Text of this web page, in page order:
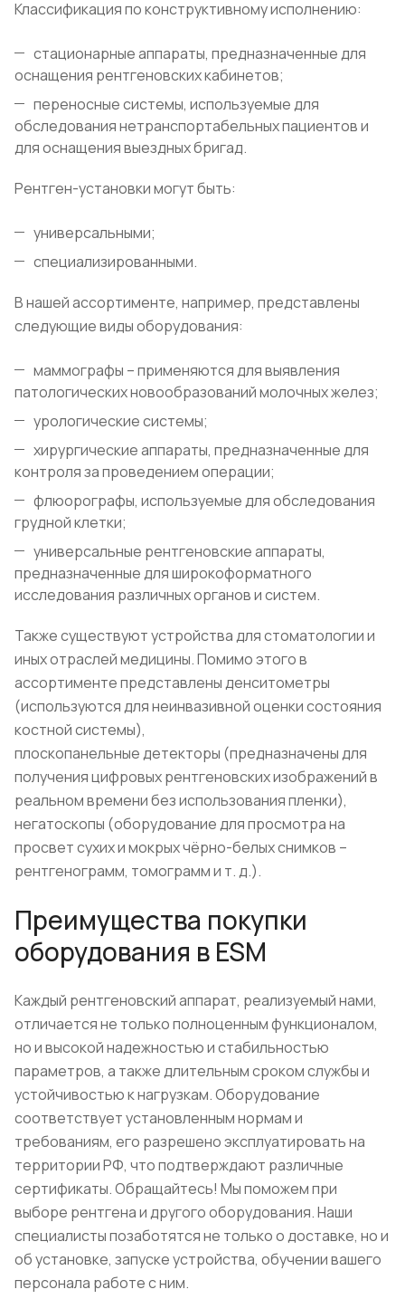
Классификация по конструктивному исполнению:
стационарные аппараты, предназначенные для
оснащения рентгеновских кабинетов;
переносные системы, используемые для
обследования нетранспортабельных пациентов и
для оснащения выездных бригад.
Рентген-установки могут быть:
универсальными;
специализированными.
В нашей ассортименте, например, представлены
следующие виды оборудования:
маммографы – применяются для выявления
патологических новообразований молочных желез;
урологические системы;
хирургические аппараты, предназначенные для
контроля за проведением операции;
флюорографы, используемые для обследования
грудной клетки;
универсальные рентгеновские аппараты,
предназначенные для широкоформатного
исследования различных органов и систем.
Также существуют устройства для стоматологии и
иных отраслей медицины. Помимо этого в
ассортименте представлены денситометры
(используются для неинвазивной оценки состояния
костной системы),
плоскопанельные детекторы (предназначены для
получения цифровых рентгеновских изображений в
реальном времени без использования пленки),
негатоскопы (оборудование для просмотра на
просвет сухих и мокрых чёрно-белых снимков –
рентгенограмм, томограмм и т. д.).
Преимущества покупки
оборудования в ESM
Каждый рентгеновский аппарат, реализуемый нами,
отличается не только полноценным функционалом,
но и высокой надежностью и стабильностью
параметров, а также длительным сроком службы и
устойчивостью к нагрузкам. Оборудование
соответствует установленным нормам и
требованиям, его разрешено эксплуатировать на
территории РФ, что подтверждают различные
сертификаты. Обращайтесь! Мы поможем при
выборе рентгена и другого оборудования. Наши
специалисты позаботятся не только о доставке, но и
об установке, запуске устройства, обучении вашего
персонала работе с ним.